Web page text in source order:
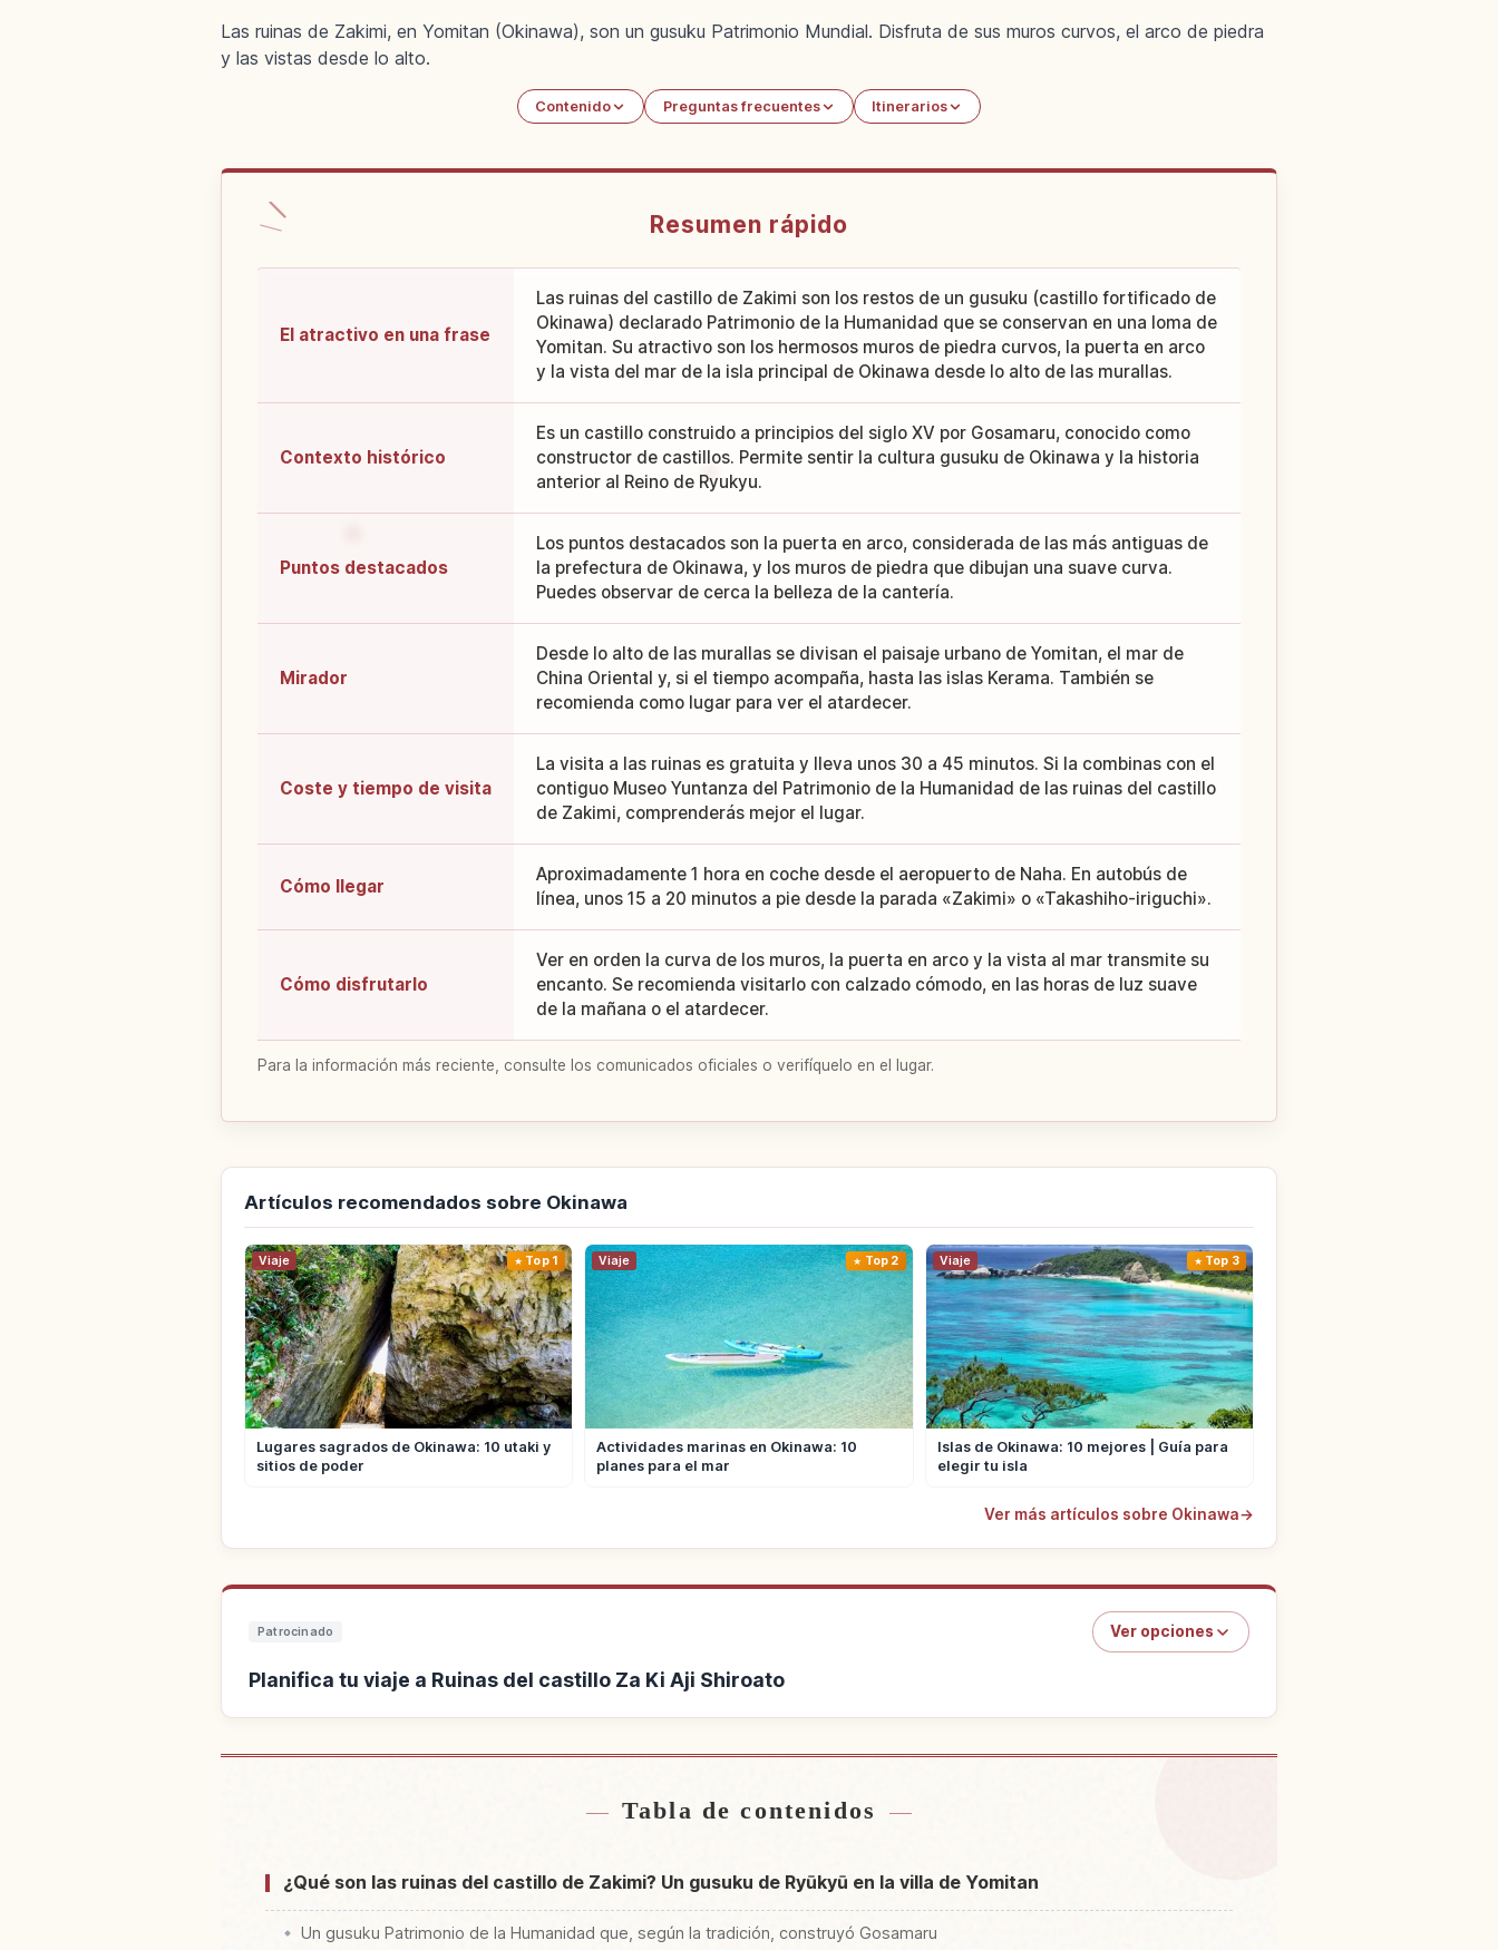
Las ruinas de Zakimi, en Yomitan (Okinawa), son un gusuku Patrimonio Mundial. Disfruta de sus muros curvos, el arco de piedra
y las vistas desde lo alto.
Contenido Preguntas frecuentes Itinerarios
Resumen rápido
El atractivo en una frase
Las ruinas del castillo de Zakimi son los restos de un gusuku (castillo fortificado de
Okinawa) declarado Patrimonio de la Humanidad que se conservan en una loma de
Yomitan. Su atractivo son los hermosos muros de piedra curvos, la puerta en arco
y la vista del mar de la isla principal de Okinawa desde lo alto de las murallas.
Contexto histórico
Es un castillo construido a principios del siglo XV por Gosamaru, conocido como
constructor de castillos. Permite sentir la cultura gusuku de Okinawa y la historia
anterior al Reino de Ryukyu.
Puntos destacados
Los puntos destacados son la puerta en arco, considerada de las más antiguas de
la prefectura de Okinawa, y los muros de piedra que dibujan una suave curva.
Puedes observar de cerca la belleza de la cantería.
Mirador
Desde lo alto de las murallas se divisan el paisaje urbano de Yomitan, el mar de
China Oriental y, si el tiempo acompaña, hasta las islas Kerama. También se
recomienda como lugar para ver el atardecer.
Coste y tiempo de visita
La visita a las ruinas es gratuita y lleva unos 30 a 45 minutos. Si la combinas con el
contiguo Museo Yuntanza del Patrimonio de la Humanidad de las ruinas del castillo
de Zakimi, comprenderás mejor el lugar.
Cómo llegar
Aproximadamente 1 hora en coche desde el aeropuerto de Naha. En autobús de
línea, unos 15 a 20 minutos a pie desde la parada «Zakimi» o «Takashiho-iriguchi».
Cómo disfrutarlo
Ver en orden la curva de los muros, la puerta en arco y la vista al mar transmite su
encanto. Se recomienda visitarlo con calzado cómodo, en las horas de luz suave
de la mañana o el atardecer.
Para la información más reciente, consulte los comunicados oficiales o verifíquelo en el lugar.
Artículos recomendados sobre Okinawa
Viaje Top 1
Lugares sagrados de Okinawa: 10 utaki y
sitios de poder
Viaje Top 2
Actividades marinas en Okinawa: 10
planes para el mar
Viaje Top 3
Islas de Okinawa: 10 mejores | Guía para
elegir tu isla
Ver más artículos sobre Okinawa→
Patrocinado Ver opciones
Planifica tu viaje a Ruinas del castillo Za Ki Aji Shiroato
Tabla de contenidos
¿Qué son las ruinas del castillo de Zakimi? Un gusuku de Ryūkyū en la villa de Yomitan
Un gusuku Patrimonio de la Humanidad que, según la tradición, construyó Gosamaru